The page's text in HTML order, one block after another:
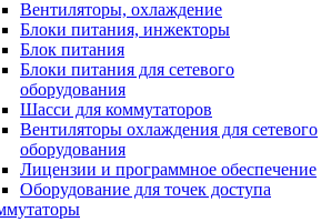
Вентиляторы, охлаждение
Блоки питания, инжекторы
Блок питания
Блоки питания для сетевого
оборудования
Шасси для коммутаторов
Вентиляторы охлаждения для сетевого
оборудования
Лицензии и программное обеспечение
Оборудование для точек доступа